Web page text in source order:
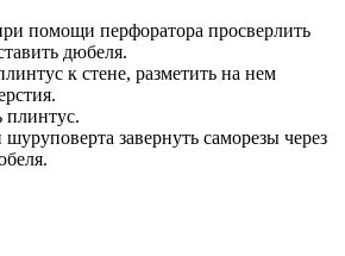
помощи перфоратора просверлить
дюбеля.
к стене, разметить на нем
плинтус.
завернуть саморезы через